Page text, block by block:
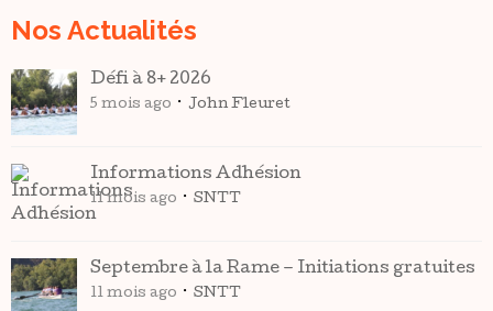
Nos Actualités
Défi à 8+ 2026
5 mois ago John Fleuret
Informations Adhésion
11 mois ago SNTT
Septembre à la Rame – Initiations gratuites
11 mois ago SNTT